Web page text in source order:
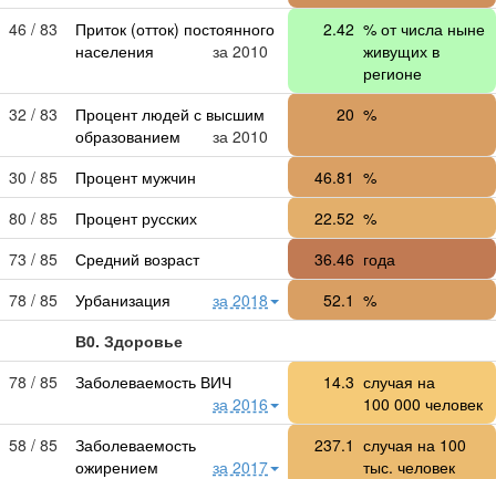
46 / 83
Приток (отток) постоянного
населения
за 2010
2.42 % от числа ныне
живущих в
регионе
32 / 83
Процент людей с высшим
образованием
за 2010
20 %
30 / 85 Процент мужчин 46.81 %
80 / 85
Процент русских 22.52 %
73 / 85
Средний возраст 36.46 года
78 / 85
Урбанизация за 2018 52.1 %
В0. Здоровье
78 / 85
Заболеваемость ВИЧ
за 2016
14.3 случая на
100 000 человек
58 / 85
Заболеваемость
ожирением
за 2017
237.1 случая на 100
тыс. человек